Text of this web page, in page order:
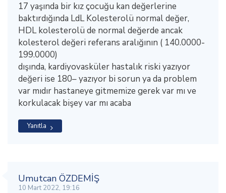
17 yaşında bir kız çocuğu kan değerlerine
baktırdığında LdL Kolesterolü normal değer,
HDL kolesterolü de normal değerde ancak
kolesterol değeri referans aralığının ( 140.0000-
199.0000)
dışında, kardiyovasküler hastalık riski yazıyor
değeri ise 180– yazıyor bi sorun ya da problem
var mıdır hastaneye gitmemize gerek var mı ve
korkulacak bişey var mı acaba
Yanıtla
Umutcan ÖZDEMİŞ
10 Mart 2022, 19:16